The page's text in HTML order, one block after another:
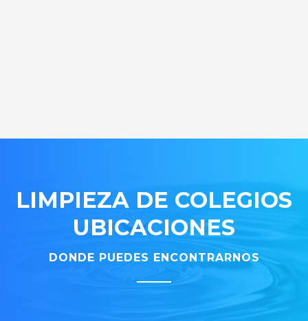
LIMPIEZA DE COLEGIOS
UBICACIONES
DONDE PUEDES ENCONTRARNOS